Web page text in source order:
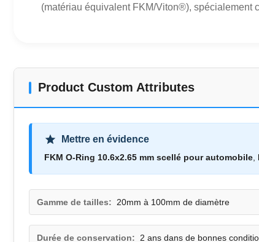
(matériau équivalent FKM/Viton®), spécialement
Product Custom Attributes
Mettre en évidence
FKM O-Ring 10.6x2.65 mm scellé pour automobile
Gamme de tailles: 20mm à 100mm de diamètre
Durée de conservation: 2 ans dans de bonnes